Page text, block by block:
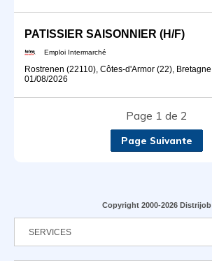
PATISSIER SAISONNIER (H/F)
Emploi Intermarché
Rostrenen (22110), Côtes-d'Armor (22), Bretagne
01/08/2026
Page 1 de 2
Page Suivante
Copyright 2000-2026 Distrijob
SERVICES